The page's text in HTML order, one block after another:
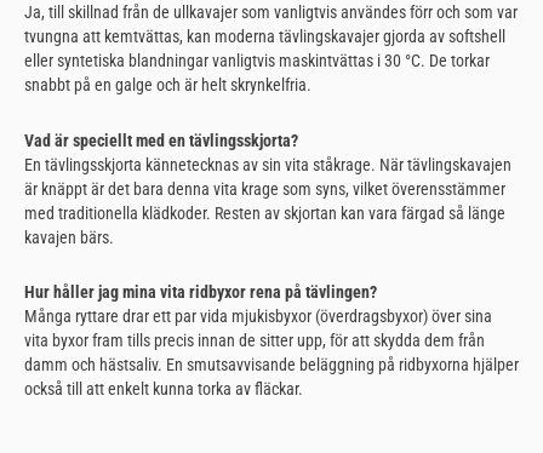
Ja, till skillnad från de ullkavajer som vanligtvis användes förr och som var
tvungna att kemtvättas, kan moderna tävlingskavajer gjorda av softshell
eller syntetiska blandningar vanligtvis maskintvättas i 30 °C. De torkar
snabbt på en galge och är helt skrynkelfria.
Vad är speciellt med en tävlingsskjorta?
En tävlingsskjorta kännetecknas av sin vita ståkrage. När tävlingskavajen
är knäppt är det bara denna vita krage som syns, vilket överensstämmer
med traditionella klädkoder. Resten av skjortan kan vara färgad så länge
kavajen bärs.
Hur håller jag mina vita ridbyxor rena på tävlingen?
Många ryttare drar ett par vida mjukisbyxor (överdragsbyxor) över sina
vita byxor fram tills precis innan de sitter upp, för att skydda dem från
damm och hästsaliv. En smutsavvisande beläggning på ridbyxorna hjälper
också till att enkelt kunna torka av fläckar.